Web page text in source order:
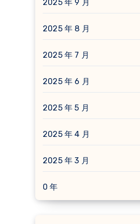
2025 年 9 月
2025 年 8 月
2025 年 7 月
2025 年 6 月
2025 年 5 月
2025 年 4 月
2025 年 3 月
0 年